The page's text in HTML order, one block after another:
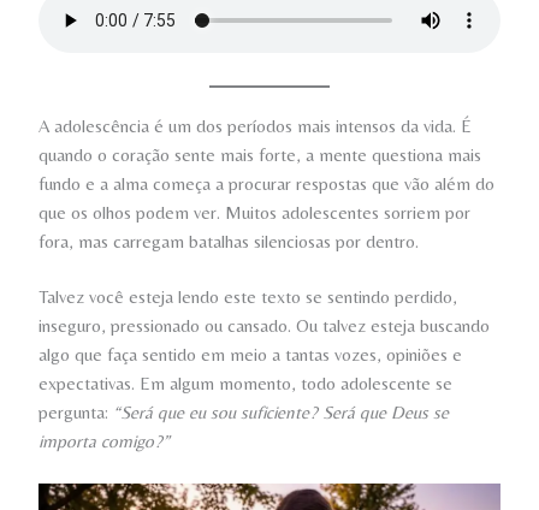
A adolescência é um dos períodos mais intensos da vida. É
quando o coração sente mais forte, a mente questiona mais
fundo e a alma começa a procurar respostas que vão além do
que os olhos podem ver. Muitos adolescentes sorriem por
fora, mas carregam batalhas silenciosas por dentro.
Talvez você esteja lendo este texto se sentindo perdido,
inseguro, pressionado ou cansado. Ou talvez esteja buscando
algo que faça sentido em meio a tantas vozes, opiniões e
expectativas. Em algum momento, todo adolescente se
pergunta: “Será que eu sou suficiente? Será que Deus se
importa comigo?”